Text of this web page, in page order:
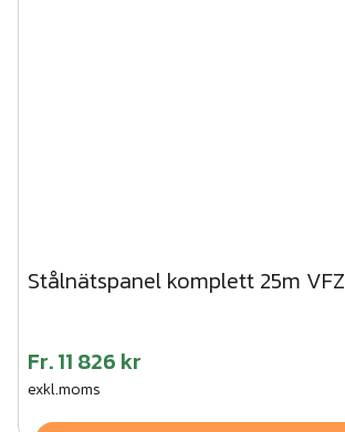
Stålnätspanel komplett 25m VFZ
Fr.11 826 kr
exkl.moms